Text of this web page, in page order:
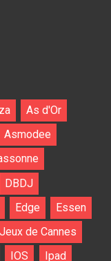
As d'Or
Asmodee
DBDJ
Edge
Essen
de Cannes
IOS Ipad